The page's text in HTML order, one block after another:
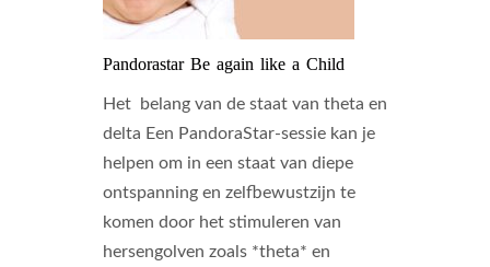
Pandorastar Be again like a Child
Het belang van de staat van theta en
delta Een PandoraStar-sessie kan je
helpen om in een staat van diepe
ontspanning en zelfbewustzijn te
komen door het stimuleren van
hersengolven zoals *theta* en